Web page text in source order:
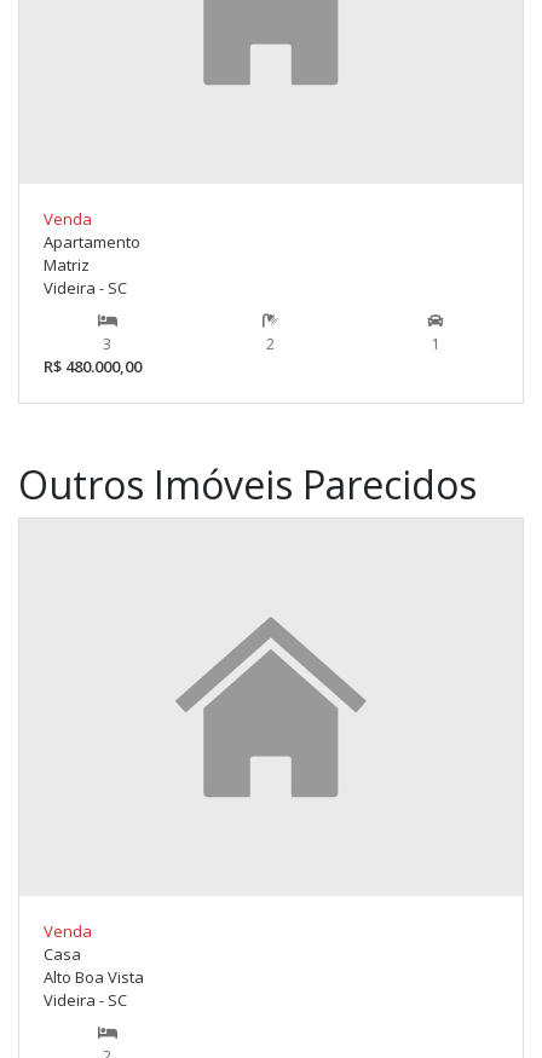
Venda
Apartamento
Matriz
Videira - SC
3 2
1
R$ 480.000,00
Outros Imóveis Parecidos
Venda
Casa
Alto Boa Vista
Videira - SC